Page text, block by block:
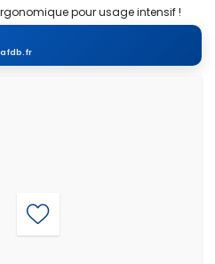
pour usage intensif !
afdb.fr